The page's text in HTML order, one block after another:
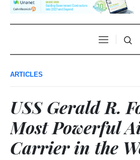
ARTICLES
USS Gerald R.
Most Powerful
Carrier in the